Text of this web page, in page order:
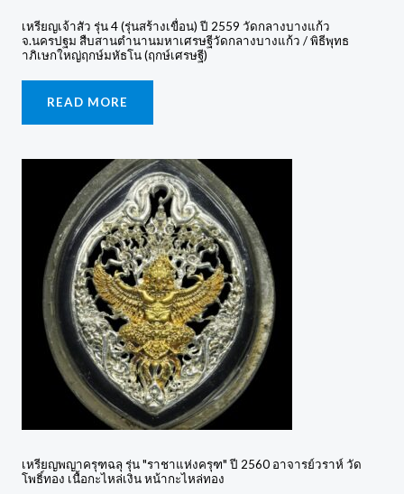
เหรียญเจ้าสัว รุ่น 4 (รุ่นสร้างเขื่อน) ปี 2559 วัดกลางบางแก้ว
จ.นครปฐม สืบสานตำนานมหาเศรษฐีวัดกลางบางแก้ว / พิธีพุทธ
าภิเษกใหญ่ฤกษ์มหัธโน (ฤกษ์เศรษฐี)
READ MORE
เหรียญพญาครุฑฉลุ รุ่น "ราชาแห่งครุฑ" ปี 2560 อาจารย์วราห์ วัด
โพธิ์ทอง เนื้อกะไหล่เงิน หน้ากะไหล่ทอง